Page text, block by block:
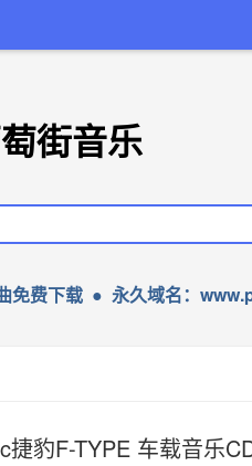
街音乐
免费下载 ● 永久域名：
豹F-TYPE 车载音乐